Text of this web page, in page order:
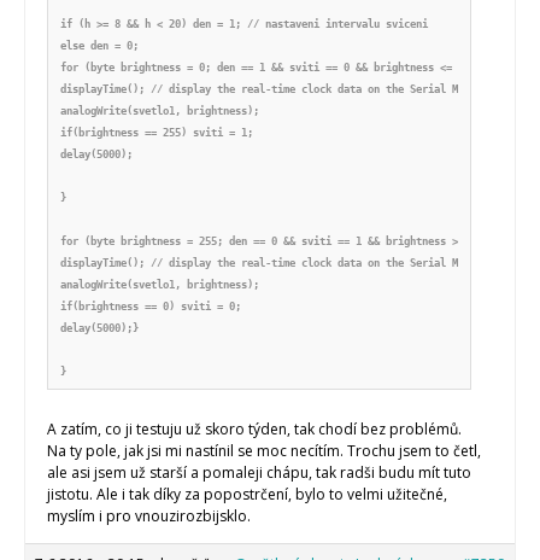
if (h >= 8 && h < 20) den = 1; // nastaveni intervalu sviceni
else den = 0;
for (byte brightness = 0; den == 1 && sviti == 0 && brightness <= 255;
displayTime(); // display the real-time clock data on the Serial Monitor,
analogWrite(svetlo1, brightness);
if(brightness == 255) sviti = 1;
delay(5000);
}
for (byte brightness = 255; den == 0 && sviti == 1 && brightness >= 0;
displayTime(); // display the real-time clock data on the Serial Monitor,
analogWrite(svetlo1, brightness);
if(brightness == 0) sviti = 0;
delay(5000);}
}
A zatím, co ji testuju už skoro týden, tak chodí bez problémů.
Na ty pole, jak jsi mi nastínil se moc necítím. Trochu jsem to četl,
ale asi jsem už starší a pomaleji chápu, tak radši budu mít tuto
jistotu. Ale i tak díky za popostrčení, bylo to velmi užitečné,
myslím i pro vnouzirozbijsklo.